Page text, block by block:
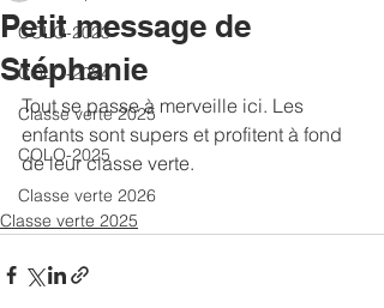
COLO-2023
COLO-2024
Classe verte 2025
COLO-2025
Classe verte 2026
Petit message de
Stéphanie
Tout se passe à merveille ici. Les
enfants sont supers et profitent à fond
de leur classe verte.
Classe verte 2025